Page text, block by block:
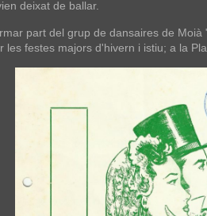
deixat de ballar.
part del grup de dansaires de
festes majors d'hivern i istiu; a la